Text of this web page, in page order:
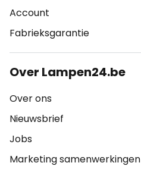
Account
Fabrieksgarantie
Over Lampen24.be
Over ons
Nieuwsbrief
Jobs
Marketing samenwerkingen